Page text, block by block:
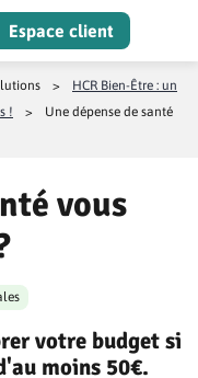
Espace client
>
HCR Bien-Être : un
!
>
Une dépense de santé
vous
votre budget si
moins 50€.